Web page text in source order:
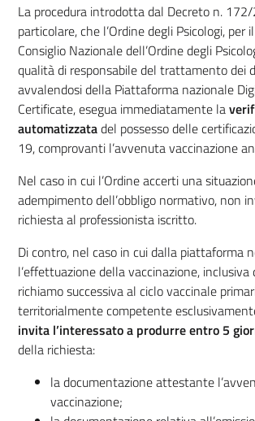
La procedura introdotta dal Decreto n.
particolare, che l’Ordine degli Psicologi, per
Consiglio Nazionale dell’Ordine degli
qualità di responsabile del trattamento dei
avvalendosi della Piattaforma nazionale
Certificate, esegua immediatamente la
automatizzatadel possesso delle
19, comprovanti l’avvenuta vaccinazione
Nel caso in cui l’Ordine accerti una
adempimento dell’obbligo normativo, non
richiesta al professionista iscritto.
Di contro, nel caso in cui dalla piattaforma
l’effettuazione della vaccinazione, inclusiva
richiamo successiva al ciclo vaccinale
territorialmente competente
invita l’interessato a produrre entro 5
della richiesta:
la documentazione attestante
vaccinazione;